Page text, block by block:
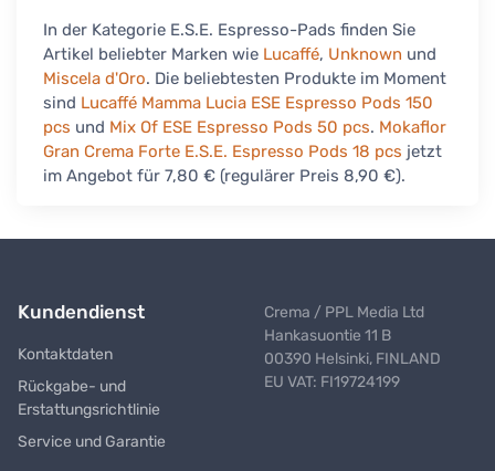
In der Kategorie E.S.E. Espresso-Pads finden Sie
Artikel beliebter Marken wie Lucaffé, Unknown und
Miscela d'Oro. Die beliebtesten Produkte im Moment
sind Lucaffé Mamma Lucia ESE Espresso Pods 150
pcs und Mix Of ESE Espresso Pods 50 pcs. Mokaflor
Gran Crema Forte E.S.E. Espresso Pods 18 pcs jetzt
im Angebot für 7,80 € (regulärer Preis 8,90 €).
Kundendienst
Kontaktdaten
Rückgabe- und
Erstattungsrichtlinie
Service und Garantie
Crema / PPL Media Ltd
Hankasuontie 11 B
00390 Helsinki, FINLAND
EU VAT: FI19724199